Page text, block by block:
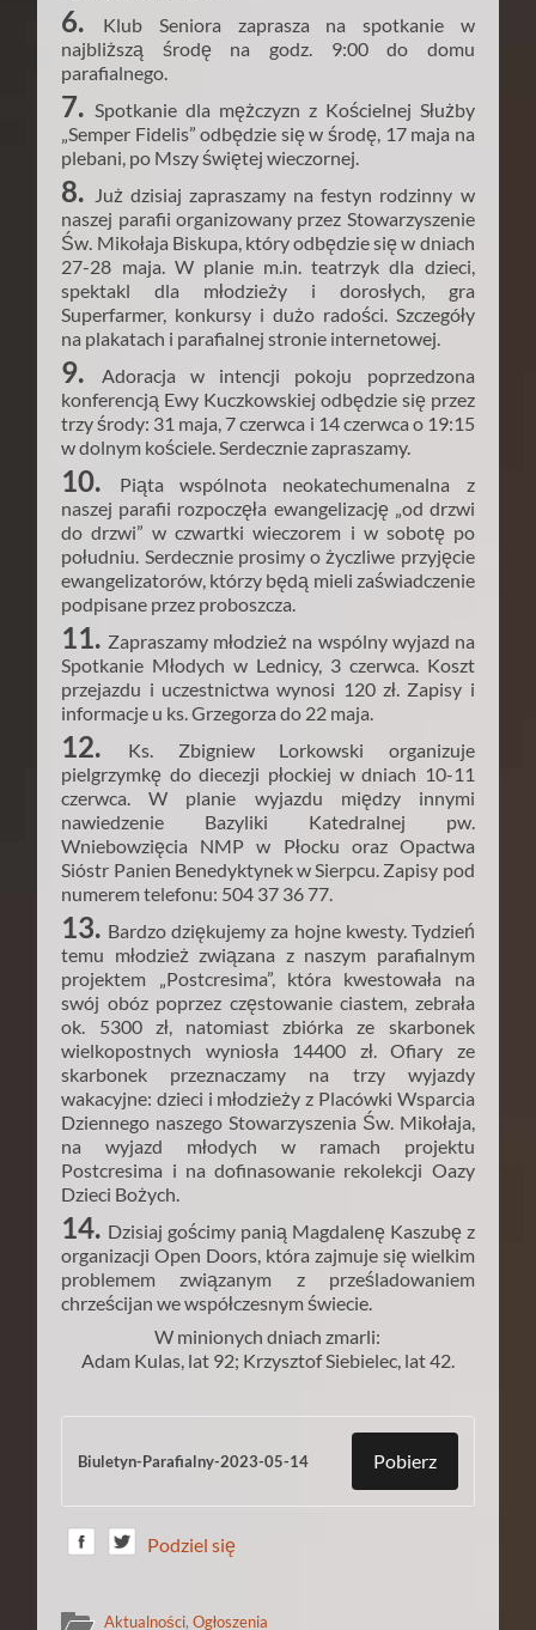
6.
Klub Seniora zaprasza na spotkanie w
najbliższą środę na godz. 9:00 do domu
parafialnego.
7. Spotkanie dla mężczyzn z Kościelnej Służby
„Semper Fidelis” odbędzie się w środę, 17 maja na
plebani, po Mszy świętej wieczornej.
8. Już dzisiaj zapraszamy na festyn rodzinny w
naszej parafii organizowany przez Stowarzyszenie
Św. Mikołaja Biskupa, który odbędzie się w dniach
27-28 maja. W planie m.in. teatrzyk dla dzieci,
spektakl dla młodzieży i dorosłych, gra
Superfarmer, konkursy i dużo radości. Szczegóły
na plakatach i parafialnej stronie internetowej.
9.
Adoracja w intencji pokoju poprzedzona
konferencją Ewy Kuczkowskiej odbędzie się przez
trzy środy: 31 maja, 7 czerwca i 14 czerwca o 19:15
w dolnym kościele. Serdecznie zapraszamy.
10.
Piąta wspólnota neokatechumenalna z
naszej parafii rozpoczęła ewangelizację „od drzwi
do drzwi” w czwartki wieczorem i w sobotę po
południu. Serdecznie prosimy o życzliwe przyjęcie
ewangelizatorów, którzy będą mieli zaświadczenie
podpisane przez proboszcza.
11. Zapraszamy młodzież na wspólny wyjazd na
Spotkanie Młodych w Lednicy, 3 czerwca. Koszt
przejazdu i uczestnictwa wynosi 120 zł. Zapisy i
informacje u ks. Grzegorza do 22 maja.
12.
Ks. Zbigniew Lorkowski organizuje
pielgrzymkę do diecezji płockiej w dniach 10-11
czerwca. W planie wyjazdu między innymi
nawiedzenie Bazyliki Katedralnej pw.
Wniebowzięcia NMP w Płocku oraz Opactwa
Sióstr Panien Benedyktynek w Sierpcu. Zapisy pod
numerem telefonu: 504 37 36 77.
13. Bardzo dziękujemy za hojne kwesty. Tydzień
temu młodzież związana z naszym parafialnym
projektem „Postcresima”, która kwestowała na
swój obóz poprzez częstowanie ciastem, zebrała
ok. 5300 zł, natomiast zbiórka ze skarbonek
wielkopostnych wyniosła 14400 zł. Ofiary ze
skarbonek przeznaczamy na trzy wyjazdy
wakacyjne: dzieci i młodzieży z Placówki Wsparcia
Dziennego naszego Stowarzyszenia Św. Mikołaja,
na wyjazd młodych w ramach projektu
Postcresima i na dofinasowanie rekolekcji Oazy
Dzieci Bożych.
14. Dzisiaj gościmy panią Magdalenę Kaszubę z
organizacji Open Doors, która zajmuje się wielkim
problemem związanym z prześladowaniem
chrześcijan we współczesnym świecie.
W minionych dniach zmarli:
Adam Kulas, lat 92; Krzysztof Siebielec, lat 42.
Biuletyn-Parafialny-2023-05-14 Pobierz
Podziel się
Aktualności,Ogłoszenia